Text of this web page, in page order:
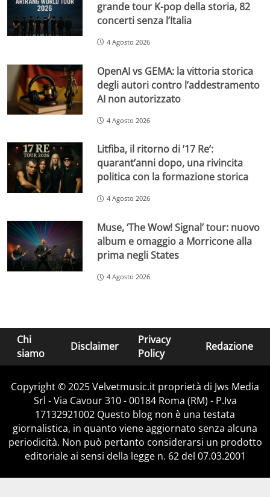
grande tour K-pop della storia, 82
concerti senza l’Italia
4 Agosto 2026
OpenAI vs GEMA: la vittoria storica
degli autori contro l’addestramento
AI non autorizzato
4 Agosto 2026
Litfiba, il ritorno di ’17 Re’:
quarant’anni dopo, una rivincita
politica con la formazione storica
4 Agosto 2026
Muse, ‘The Wow! Signal’ tour: nuovo
album e omaggio a Morricone alla
prima negli States
4 Agosto 2026
Chi
siamo
Disclaimer
Privacy
Policy
Redazione
Copyright © 2025 Velvetmusic.it proprietà di Jws Media
Srl - Via Cavour 310 - 00184 Roma (RM) - P.Iva
17132921002 Questo blog non è una testata
giornalistica, in quanto viene aggiornato senza alcuna
periodicità. Non può pertanto considerarsi un prodotto
editoriale ai sensi della legge n. 62 del 07.03.2001